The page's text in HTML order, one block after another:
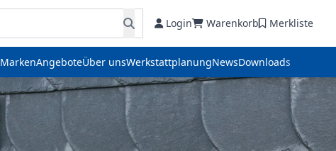
Login Warenkorb Merkliste
MarkenAngeboteÜber unsWerkstattplanungNewsDownloads